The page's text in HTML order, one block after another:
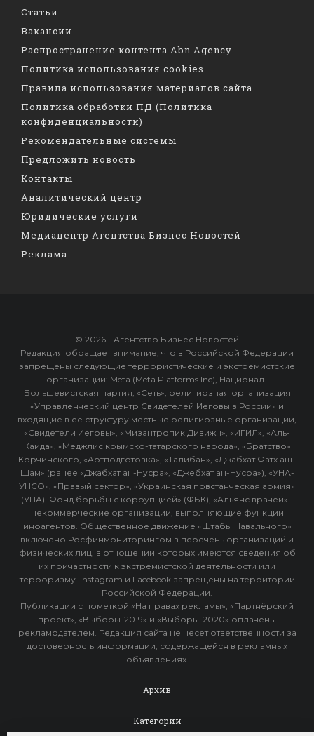
Статьи
Вакансии
Распространение контента Abn.Agency
Политика использования cookies
Правила использования материалов сайта
Политика обработки ПД (Политика
конфиденциальности)
Рекомендательные системы
Предложить новость
Контакты
Аналитический центр
Юридические услуги
Медиацентр Агентства Бизнес Новостей
Реклама
© 2026 - Агентство Бизнес Новостей
Редакция обращает внимание, что в Российской Федерации
запрещены следующие террористические и экстремистские
организации: Meta (Meta Platforms Inc), Национал-
Большевистская партия, «Сеть», религиозная организация
«Управленческий центр Свидетелей Иеговы в России» и
входящие в ее структуру местные религиозные организации,
«Свидетели Иеговы», «Мизантропик Дивижн», «ИГИЛ», «Аль-
Каида», «Меджлис крымско-татарского народа», «Братство»
Корчинского, «Артподготовка», «Талибан», «Джабхат Фатх аш-
Шам» (ранее «Джабхат ан-Нусра», «Джебхат ан-Нусра»), «УНА-
УНСО», «Правый сектор», «Украинская повстанческая армия»
(УПА). Фонд борьбы с коррупцией» (ФБК), «Альянс врачей» -
некоммерческие организации, выполняющие функции
иноагентов. Общественное движение «Штабы Навального»
включено Росфинмониторингом в перечень организаций и
физических лиц, в отношении которых имеются сведения об
их причастности к экстремистской деятельности или
терроризму. Instagram и Facebook запрещены на территории
Российской Федерации.
Публикации с пометкой «На правах рекламы», «Партнёрский
проект», «Выборы-2019» и «Выборы-2020» оплачены
рекламодателем. Редакция сайта не несет ответственности за
достоверность информации, содержащейся в рекламных
объявлениях.
Архив
Категории